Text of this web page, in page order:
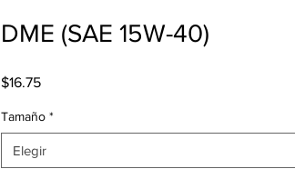
DME (SAE 15W-40)
$16.75Precio
Tamaño *
Elegir